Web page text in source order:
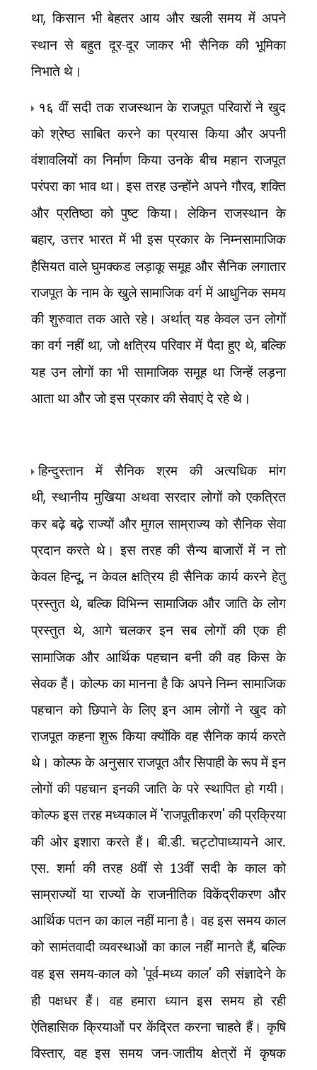
था,किसान भी बेहतर आय और खली समय में अपने
स्थान से बहुत दूर-दूर जाकर भी सैनिक की भूमिका
निभाते थे।
१६ वीं सदी तक राजस्थान के राजपूत परिवारों ने खुद
को श्रेष्ठ साबित करने का प्रयास किया और अपनी
वंशावलियों का निर्माण किया उनके बीच महान राजपूत
परंपरा का भाव था। इस तरह उन्होंने अपने गौरव,शक्ति
और प्रतिष्ठा को पुष्ट किया। लेकिन राजस्थान के
बहार,उत्तर भारत में भी इस प्रकार के निम्नसामाजिक
हैसियत वाले घुमक्कड लड़ाकू समूह और सैनिक लगातार
राजपूत के नाम के खुले सामाजिक वर्ग में आधुनिक समय
की शुरुवात तक आते रहे। अर्थात् यह केवल उन लोगों
का वर्ग नहीं था,जो क्षत्रिय परिवार में पैदा हुए थे,बल्कि
यह उन लोगों का भी सामाजिक समूह था जिन्हें लड़ना
आता था और जो इस प्रकार की सेवाएं दे रहे थे।
हिन्दुस्तान में सैनिक श्रम की अत्यधिक मांग
थी,स्थानीय मुखिया अथवा सरदार लोगों को एकत्रित
कर बढ़े बढ़े राज्यों और मुग़ल साम्राज्य को सैनिक सेवा
प्रदान करते थे। इस तरह की सैन्य बाजारों में न तो
केवल हिन्दू,न केवल क्षत्रिय ही सैनिक कार्य करने हेतु
प्रस्तुत थे,बल्कि विभिन्न सामाजिक और जाति के लोग
प्रस्तुत थे, आगे चलकर इन सब लोगों की एक ही
सामाजिक और आर्थिक पहचान बनी की वह किस के
सेवक हैं। कोल्फ का मानना है कि अपने निम्न सामाजिक
पहचान को छिपाने के लिए इन आम लोगों ने खुद को
राजपूत कहना शुरू किया क्योंकि वह सैनिक कार्य करते
थे। कोल्फ के अनुसार राजपूत और सिपाही के रूप में इन
लोगों की पहचान इनकी जाति के परे स्थापित हो गयी।
कोल्फ इस तरह मध्यकाल में 'राजपूतीकरण'की प्रक्रिया
की ओर इशारा करते हैं। बी.डी. चट्टोपाध्यायने आर.
एस. शर्मा की तरह 8वीं से 13वीं सदी के काल को
साम्राज्यों या राज्यों के राजनीतिक विकेंद्रीकरण और
आर्थिक पतन का काल नहीं माना है। वह इस समय काल
को सामंतवादी व्यवस्थाओं का काल नहीं मानते हैं,बल्कि
वह इस समय-काल को 'पूर्व-मध्य काल'की संज्ञादेने के
हीपक्षधर हैं। वह हमारा ध्यान इस समय हो रही
ऐतिहासिक क्रियाओं पर केंद्रित करना चाहते हैं। कृषि
विस्तार,वह इस समय जन-जातीय क्षेत्रों में कृषक